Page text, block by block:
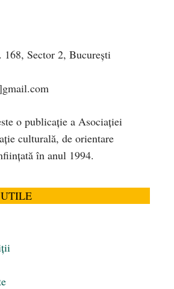
168, Sector 2, București
o publicaţie a Asociaţiei
culturală, de orientare
în anul 1994.